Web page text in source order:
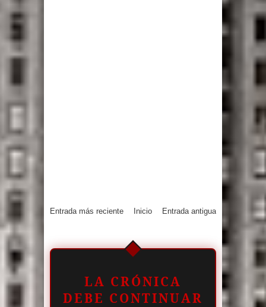
Entrada más reciente Entrada antigua
Inicio
LA CRÓNICA
DEBE CONTINUAR